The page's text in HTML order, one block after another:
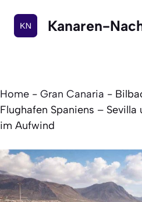
Inhalt
springen
Kanaren-
Home - Gran Canaria -
Flughafen Spaniens –
im Aufwind